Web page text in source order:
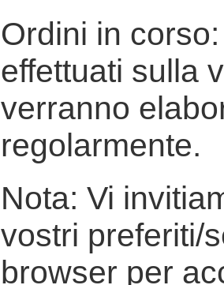
Ordini in
effettuati sulla
verranno
regolarmente.
Nota: Vi
vostri preferiti/
browser per